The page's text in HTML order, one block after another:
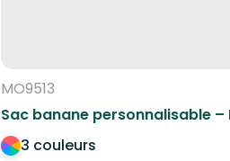
MO9513
Sac banane personnalisable –
3 couleurs